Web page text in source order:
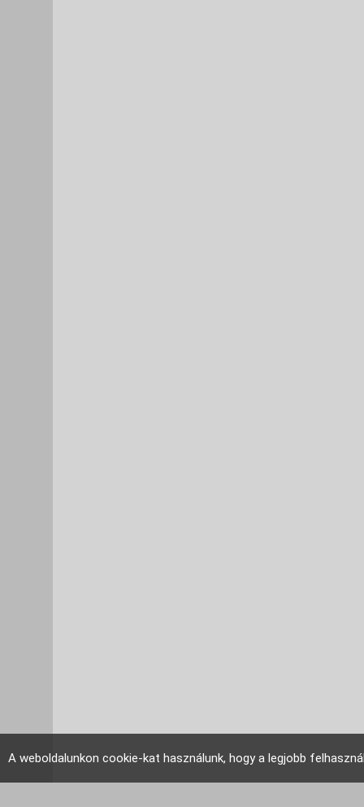
A weboldalunkon cookie-kat használunk, hogy a legjobb